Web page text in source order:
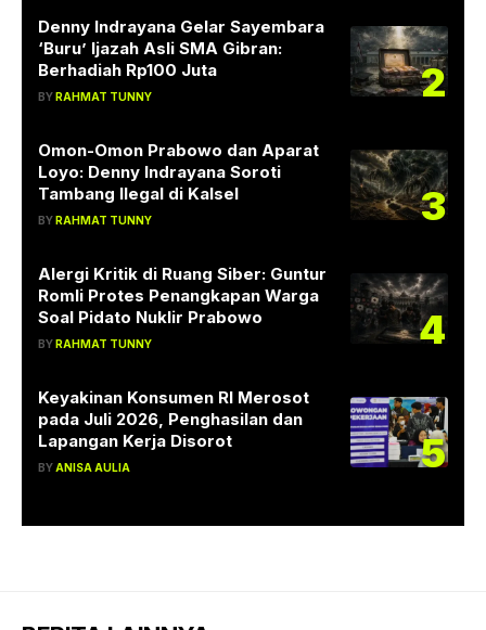
Denny Indrayana Gelar Sayembara
‘Buru’ Ijazah Asli SMA Gibran:
Berhadiah Rp100 Juta
BYRAHMAT TUNNY 2
Omon-Omon Prabowo dan Aparat
Loyo: Denny Indrayana Soroti
Tambang Ilegal di Kalsel
BYRAHMAT TUNNY 3
Alergi Kritik di Ruang Siber: Guntur
Romli Protes Penangkapan Warga
Soal Pidato Nuklir Prabowo
BYRAHMAT TUNNY 4
Keyakinan Konsumen RI Merosot
pada Juli 2026, Penghasilan dan
Lapangan Kerja Disorot
BYANISA AULIA 5